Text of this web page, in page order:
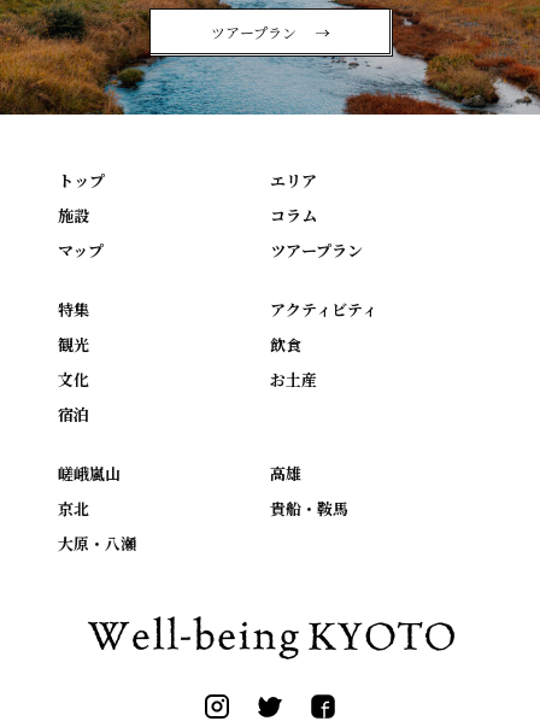
ツアープラン
トップ
エリア
施設
コラム
マップ
ツアープラン
特集
アクティビティ
観光
飲食
文化
お土産
宿泊
嵯峨嵐山
高雄
京北
貴船・鞍馬
大原・八瀬